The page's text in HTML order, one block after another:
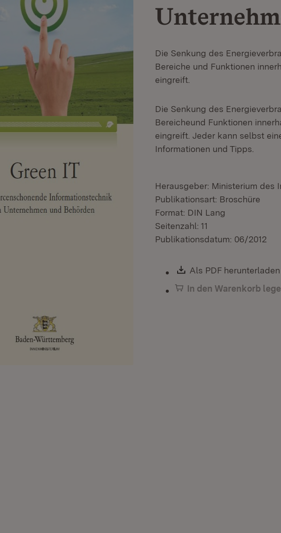
Die Senkung des
Bereiche und Funktionen
eingreift.
Die Senkung des
Bereicheund Funktionen
eingreift. Jeder kann selbst
Informationen und Tipps.
Herausgeber: Ministerium des
Publikationsart: Broschüre
Format: DIN Lang
Seitenzahl: 11
Publikationsdatum: 06/2012
Download:
Als PDF herunterladen
In den Warenkorb